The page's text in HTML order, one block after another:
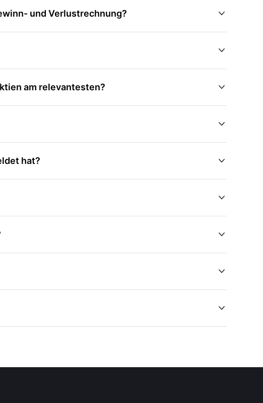
und Verlustrechnung? 

am relevantesten? 

hat? 



